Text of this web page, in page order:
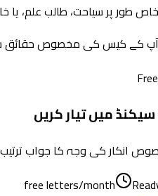
خاص طور پر سیاحت، طالب علم،
کے کیس کی مخصوص حقائق